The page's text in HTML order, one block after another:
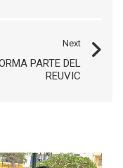
Next
PARTE DEL
REUVIC